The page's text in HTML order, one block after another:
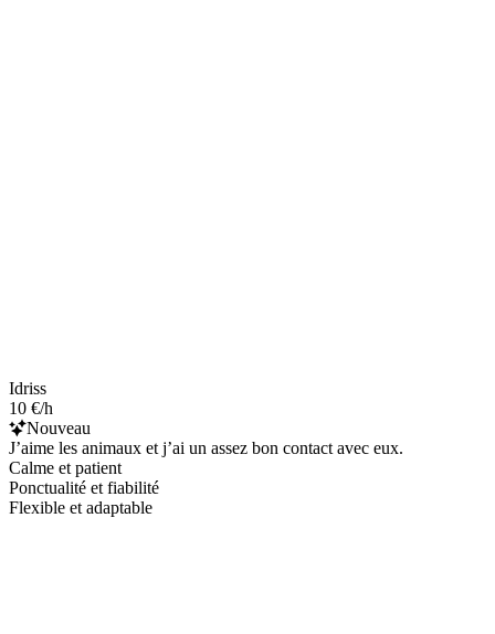
Idriss
10 €/h
Nouveau
J’aime les animaux et j’ai un assez bon contact avec eux.
Calme et patient
Ponctualité et fiabilité
Flexible et adaptable